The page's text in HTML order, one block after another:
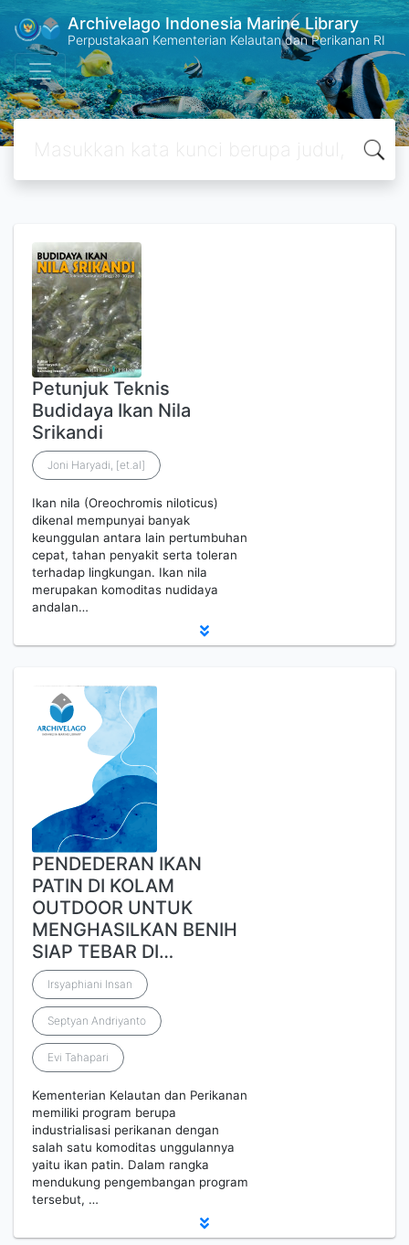
Archivelago Indonesia Marine Library
Perpustakaan Kementerian Kelautan dan Perikanan RI
Petunjuk Teknis
Budidaya Ikan Nila
Srikandi
Joni Haryadi, [et.al]
Ikan nila (Oreochromis niloticus)
dikenal mempunyai banyak
keunggulan antara lain pertumbuhan
cepat, tahan penyakit serta toleran
terhadap lingkungan. Ikan nila
merupakan komoditas nudidaya
andalan…
PENDEDERAN IKAN
PATIN DI KOLAM
OUTDOOR UNTUK
MENGHASILKAN BENIH
SIAP TEBAR DI…
Irsyaphiani Insan
Septyan Andriyanto
Evi Tahapari
Kementerian Kelautan dan Perikanan
memiliki program berupa
industrialisasi perikanan dengan
salah satu komoditas unggulannya
yaitu ikan patin. Dalam rangka
mendukung pengembangan program
tersebut, …